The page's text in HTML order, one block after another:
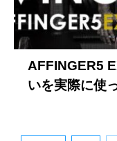
AFFINGER5
いを実際に使